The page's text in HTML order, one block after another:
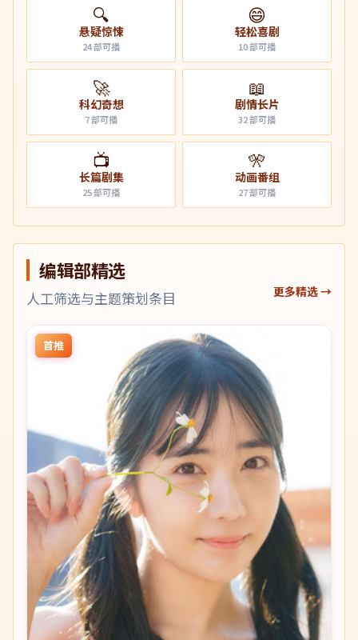
🔍
悬疑惊悚
24部可播
😄
轻松喜剧
10部可播
🚀
科幻奇想
7部可播
📖
剧情长片
32部可播
📺
长篇剧集
25部可播
🎌
动画番组
27部可播
编辑部精选
人工筛选与主题策划条目 更多精选 →
首推